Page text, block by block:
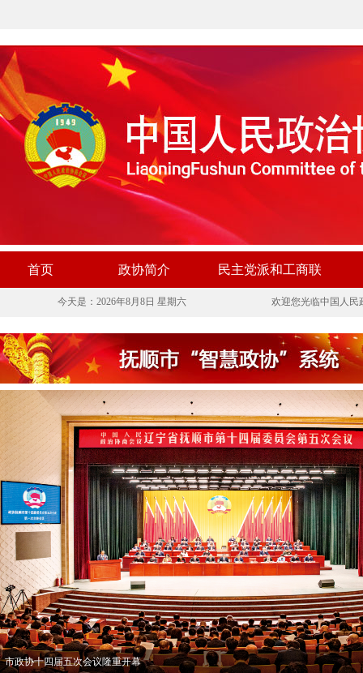
首页 政协简介 民主党派和工商联
今天是：2026年8月8日 星期六 欢迎您光临中国人民
市政协十四届五次会议隆重开幕